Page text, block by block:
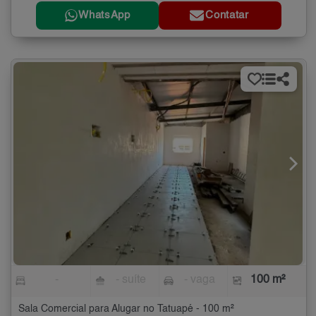
WhatsApp Contatar
100 m²
Sala Comercial para Alugar no Tatuapé - 100 m²